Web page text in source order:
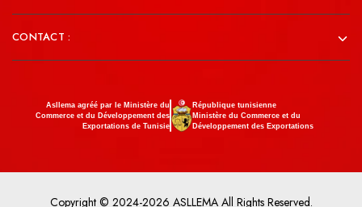
CONTACT :
Asllema agréé par le Ministère du
Commerce et du Développement des
Exportations de Tunisie
République tunisienne
Ministère du Commerce et du
Développement des Exportations
Copyright © 2024-2026 ASLLEMA All Rights Reserved.